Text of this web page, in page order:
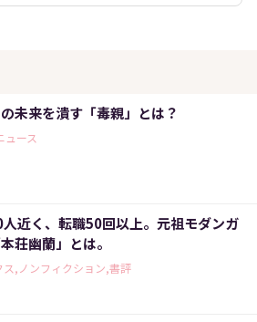
未来を潰す「毒親」とは？
ュース
近く、転職50回以上。元祖モダンガ
荘幽蘭」とは。
ス,ノンフィクション,書評